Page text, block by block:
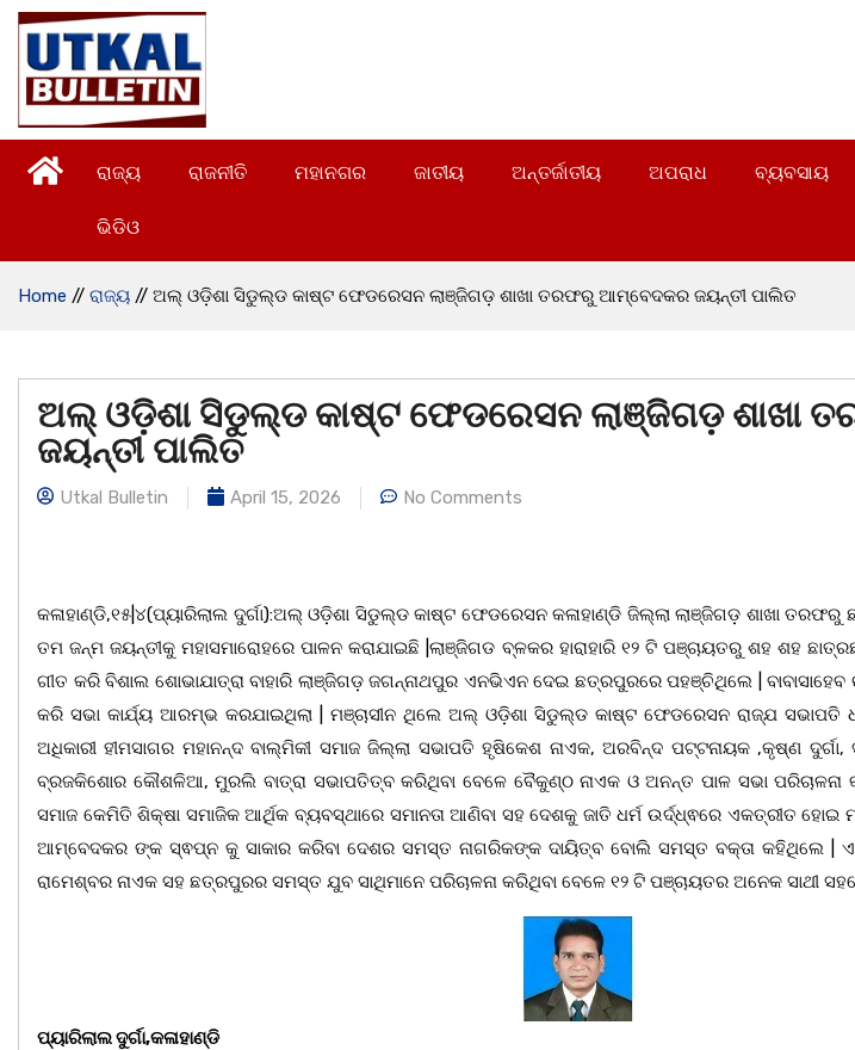
ରାଜ୍ୟ ରାଜନୀତି ମହାନଗର ଜାତୀୟ ଅନ୍ତର୍ଜାତୀୟ ଅପରାଧ ବ୍ୟବସାୟ
ଭିଡିଓ
Home // ରାଜ୍ୟ // ଅଲ୍ ଓଡ଼ିଶା ସିଡୁଲ୍ଡ କାଷ୍ଟ ଫେଡରେସନ ଲାଞ୍ଜିଗଡ଼ ଶାଖା ତରଫରୁ ଆମ୍ବେଦକର ଜୟନ୍ତୀ ପାଲିତ
ଅଲ୍ ଓଡ଼ିଶା ସିଡୁଲ୍ଡ କାଷ୍ଟ ଫେଡରେସନ ଲାଞ୍ଜିଗଡ଼ ଶାଖା
ଜୟନ୍ତୀ ପାଲିତ
Utkal Bulletin April 15, 2026 No Comments
କଳାହାଣ୍ଡି,୧୫|୪(ପ୍ୟାରିଲାଲ ଦୁର୍ଗା):ଅଲ୍ ଓଡ଼ିଶା ସିଡୁଲ୍ଡ କାଷ୍ଟ ଫେଡରେସନ କଳାହାଣ୍ଡି ଜିଲ୍ଲା ଲାଞ୍ଜିଗଡ଼ ଶାଖା
ତମ ଜନ୍ମ ଜୟନ୍ତୀକୁ ମହାସମାରୋହରେ ପାଳନ କରାଯାଇଛି |ଲାଞ୍ଜିଗଡ ବ୍ଳକର ହାରାହାରି ୧୨ ଟି ପଞ୍ଚାୟତରୁ ଶହ ଶହ
ଗୀତ କରି ବିଶାଲ ଶୋଭାଯାତ୍ରା ବାହାରି ଲାଞ୍ଜିଗଡ଼ ଜଗନ୍ନାଥପୁର ଏନଭିଏନ ଦେଇ ଛତ୍ରପୁରରେ ପହଞ୍ଚିଥିଲେ |
କରି ସଭା କାର୍ଯ୍ୟ ଆରମ୍ଭ କରଯାଇଥିଲା | ମଞ୍ଚାସୀନ ଥିଲେ ଅଲ୍ ଓଡ଼ିଶା ସିଡୁଲ୍ଡ କାଷ୍ଟ ଫେଡରେସନ ରାଜ୍ଯ ସଭାପତି
ଅଧିକାରୀ ହୀମସାଗର ମହାନନ୍ଦ ବାଲ୍ମିକୀ ସମାଜ ଜିଲ୍ଲା ସଭାପତି ହୃଷିକେଶ ନାଏକ, ଅରବିନ୍ଦ ପଟ୍ଟନାୟକ ,କୃଷ୍ଣ
ବ୍ରଜକିଶୋର କୌଶଳିଆ, ମୁରଲି ବାତ୍ରା ସଭାପତିତ୍ବ କରିଥିବା ବେଳେ ବୈକୁଣ୍ଠ ନାଏକ ଓ ଅନନ୍ତ ପାଳ ସଭା
ସମାଜ କେମିତି ଶିକ୍ଷା ସମାଜିକ ଆର୍ଥିକ ବ୍ୟବସ୍ଥାରେ ସମାନତା ଆଣିବା ସହ ଦେଶକୁ ଜାତି ଧର୍ମ ଉର୍ଦ୍ଧ୍ଵରେ ଏକତ୍ରୀତ ହୋଇ
ଆମ୍ବେଦକର ଙ୍କ ସ୍ଵପ୍ନ କୁ ସାକାର କରିବା ଦେଶର ସମସ୍ତ ନାଗରିକଙ୍କ ଦାୟିତ୍ବ ବୋଲି ସମସ୍ତ ବକ୍ତା କହିଥିଲେ |
ରାମେଶ୍ବର ନାଏକ ସହ ଛତ୍ରପୁରର ସମସ୍ତ ଯୁବ ସାଥିମାନେ ପରିଚାଳନା କରିଥିବା ବେଳେ ୧୨ ଟି ପଞ୍ଚାୟତର ଅନେକ ସାଥୀ
ପ୍ୟାରିଲାଲ ଦୁର୍ଗା,କଳାହାଣ୍ଡି